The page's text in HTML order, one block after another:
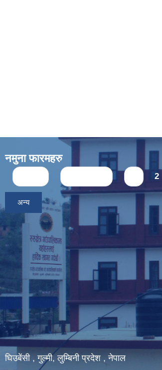
नमुना फारमहरु
Pages 2
अन्य
घिउबेंसी , गुल्मी, लुम्बिनी प्रदेश , नेपाल